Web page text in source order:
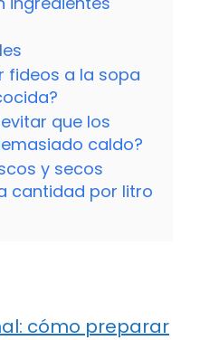
fideos a la sopa
que los
caldo?
y secos
cantidad por litro
cómo preparar